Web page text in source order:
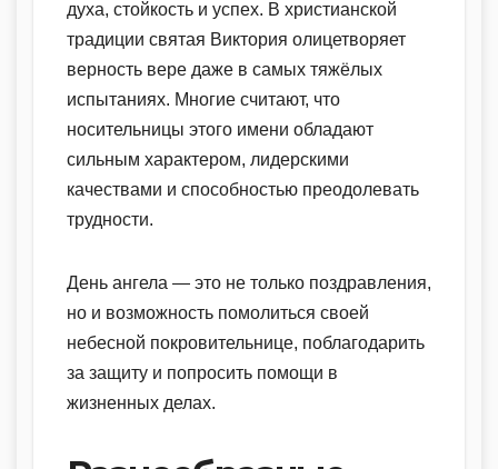
духа, стойкость и успех. В христианской
традиции святая Виктория олицетворяет
верность вере даже в самых тяжёлых
испытаниях. Многие считают, что
носительницы этого имени обладают
сильным характером, лидерскими
качествами и способностью преодолевать
трудности.
День ангела — это не только поздравления,
но и возможность помолиться своей
небесной покровительнице, поблагодарить
за защиту и попросить помощи в
жизненных делах.